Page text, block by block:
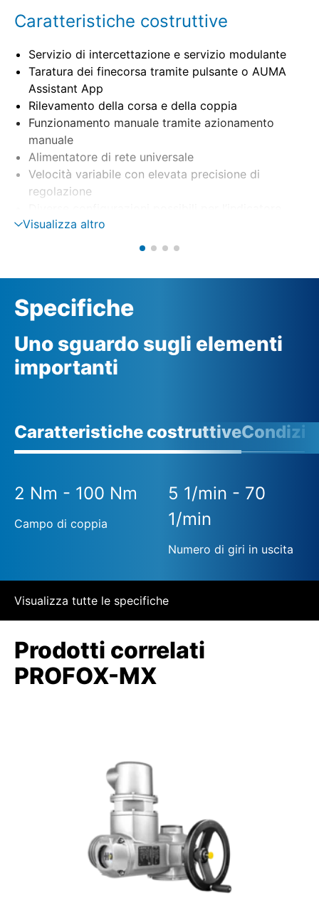
Caratteristiche costruttive
Servizio di intercettazione e servizio modulante
Taratura dei finecorsa tramite pulsante o AUMA
Assistant App
Rilevamento della corsa e della coppia
Funzionamento manuale tramite azionamento
manuale
Alimentatore di rete universale
Velocità variabile con elevata precisione di
regolazione
meccanico di posizione
(1-9 giri/corsa, 9-14 giri/corsa, 14-27 giri/corsa)
Visualizza altro
Specifiche
Uno sguardo sugli elementi
importanti
Caratteristiche costruttive
2 Nm - 100 Nm
Campo di coppia
5 1/min - 70
1/min
Numero di giri in uscita
Visualizza tutte le specifiche
Prodotti correlati
PROFOX-MX